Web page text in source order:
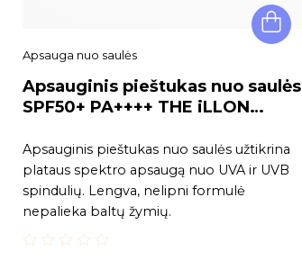
Apsauga nuo saulės
Apsauginis pieštukas nuo saulės
SPF50+ PA++++ THE iLLON
Apsauginis pieštukas nuo saulės užtikrina
plataus spektro apsaugą nuo UVA ir UVB
spindulių. Lengva, nelipni formulė
nepalieka baltų žymių.